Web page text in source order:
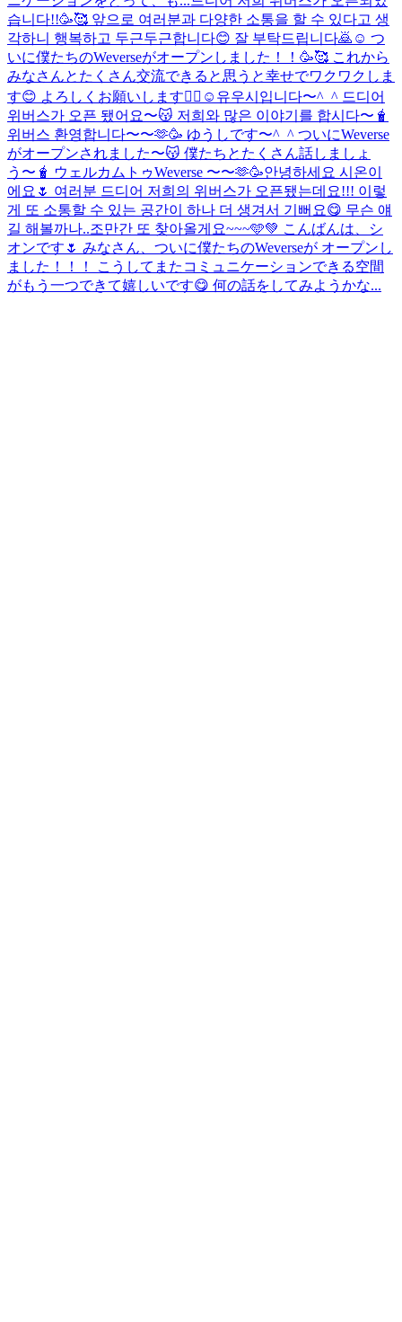
습니다!!🥳🥰 앞으로 여러분과 다양한 소통을 할 수 있다고 생
각하니 행복하고 두근두근합니다😊 잘 부탁드립니다🙇☺️ つ
いに僕たちのWeverseがオープンしました！！🥳🥰 これから
みなさんとたくさん交流できると思うと幸せでワクワクしま
す😊 よろしくお願いします🙇‍♂☺ 유우시입니다〜^_^ 드디어
위버스가 오픈 됐어요〜😽 저희와 많은 이야기를 합시다〜🧋
위버스 환영합니다〜〜🫶🥳 ゆうしです〜^_^ ついにWeverse
がオープンされました〜😽 僕たちとたくさん話しましょ
う〜🧋 ウェルカムトゥWeverse 〜〜🫶🥳안녕하세요 시온이
에요🌷 여러분 드디어 저희의 위버스가 오픈됐는데요!!! 이렇
게 또 소통할 수 있는 공간이 하나 더 생겨서 기뻐요😋 무슨 얘
길 해볼까나..조만간 또 찾아올게요~~~🩵💚 こんばんは、シ
オンです🌷 みなさん、ついに僕たちのWeverseが オープンし
ました！！！ こうしてまたコミュニケーションできる空間
がもう一つできて嬉しいです😋 何の話をしてみようかな...